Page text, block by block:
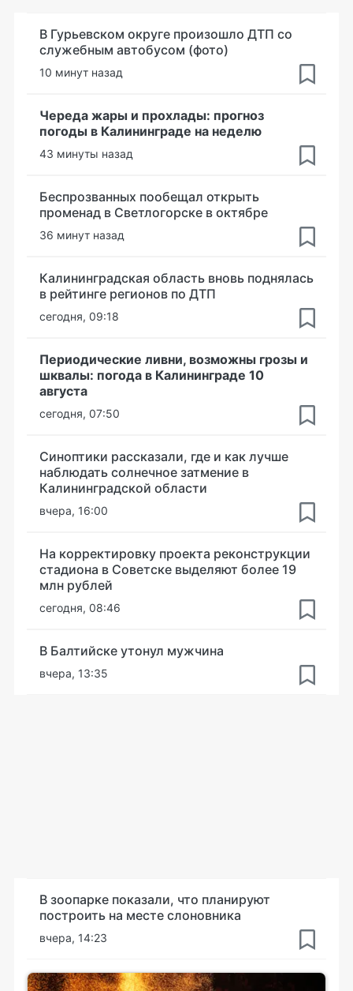
В Гурьевском округе произошло ДТП со
служебным автобусом (фото)
10 минут назад
Череда жары и прохлады: прогноз
погоды в Калининграде на неделю
43 минуты назад
Беспрозванных пообещал открыть
променад в Светлогорске в октябре
36 минут назад
Калининградская область вновь поднялась
в рейтинге регионов по ДТП
сегодня, 09:18
Периодические ливни, возможны грозы и
шквалы: погода в Калининграде 10
августа
сегодня, 07:50
Синоптики рассказали, где и как лучше
наблюдать солнечное затмение в
Калининградской области
вчера, 16:00
На корректировку проекта реконструкции
стадиона в Советске выделяют более 19
млн рублей
сегодня, 08:46
В Балтийске утонул мужчина
вчера, 13:35
В зоопарке показали, что планируют
построить на месте слоновника
вчера, 14:23